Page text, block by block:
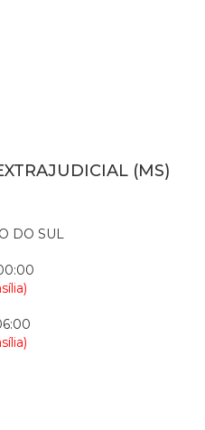
(MS)
DO SUL